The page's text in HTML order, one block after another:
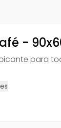
-
para